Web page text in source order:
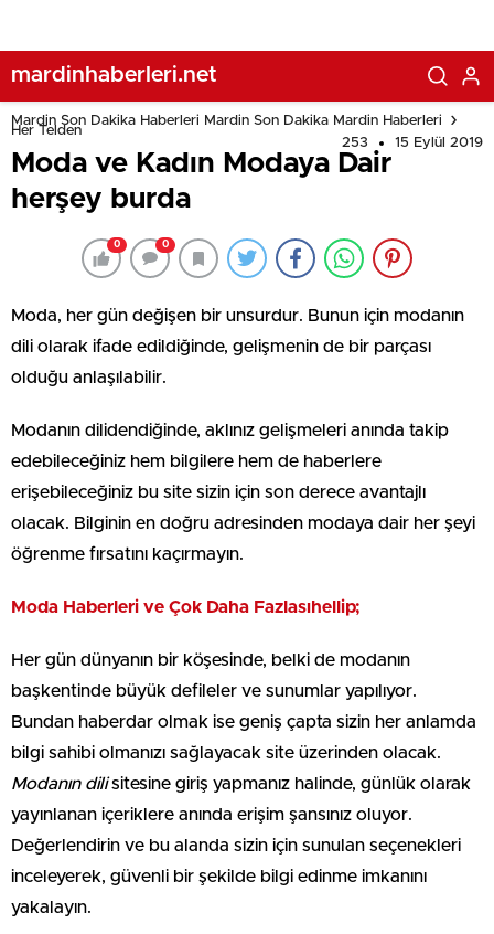
mardinhaberleri.net
Mardin Son Dakika Haberleri Mardin Son Dakika Mardin Haberleri
Her Telden
253
15 Eylül 2019
Moda ve Kadın Modaya Dair
herşey burda
0 0
Moda, her gün değişen bir unsurdur. Bunun için modanın
dili olarak ifade edildiğinde, gelişmenin de bir parçası
olduğu anlaşılabilir.
Modanın dilidendiğinde, aklınız gelişmeleri anında takip
edebileceğiniz hem bilgilere hem de haberlere
erişebileceğiniz bu site sizin için son derece avantajlı
olacak. Bilginin en doğru adresinden modaya dair her şeyi
öğrenme fırsatını kaçırmayın.
Moda Haberleri ve Çok Daha Fazlasıhellip;
Her gün dünyanın bir köşesinde, belki de modanın
başkentinde büyük defileler ve sunumlar yapılıyor.
Bundan haberdar olmak ise geniş çapta sizin her anlamda
bilgi sahibi olmanızı sağlayacak site üzerinden olacak.
Modanın dilisitesine giriş yapmanız halinde, günlük olarak
yayınlanan içeriklere anında erişim şansınız oluyor.
Değerlendirin ve bu alanda sizin için sunulan seçenekleri
inceleyerek, güvenli bir şekilde bilgi edinme imkanını
yakalayın.